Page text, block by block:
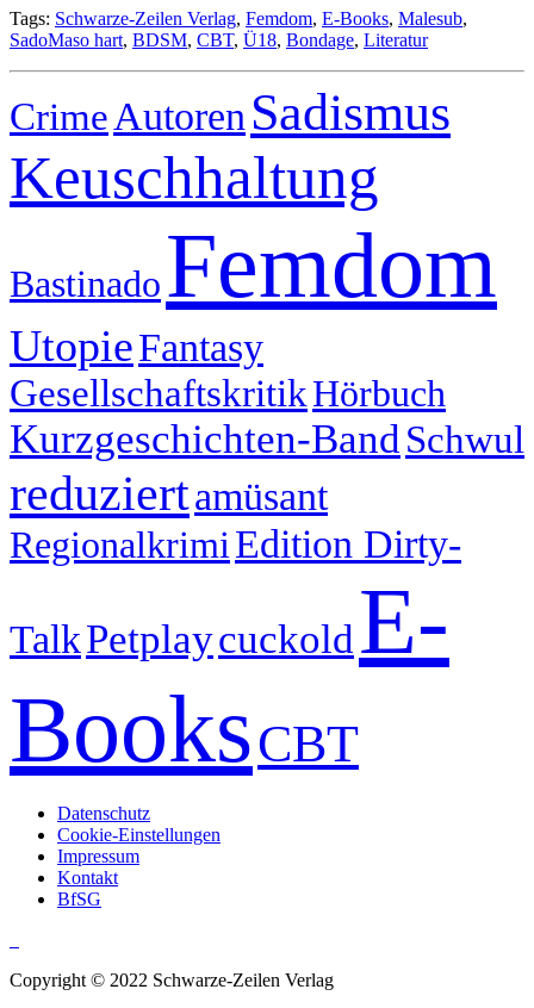
Tags: Schwarze-Zeilen Verlag, Femdom, E-Books, Malesub,
SadoMaso hart, BDSM, CBT, Ü18, Bondage, Literatur
CrimeAutoren Sadismus
Keuschhaltung
BastinadoFemdom
UtopieFantasy
GesellschaftskritikHörbuch
Kurzgeschichten-BandSchwul
reduziertamüsant
Regionalkrimi Edition Dirty-
TalkPetplaycuckold E-
BooksCBT
Datenschutz
Cookie-Einstellungen
Impressum
Kontakt
BfSG
Copyright © 2022 Schwarze-Zeilen Verlag